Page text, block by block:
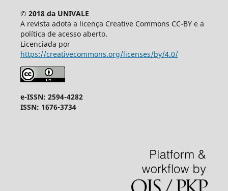
© 2018 da UNIVALE
A revista adota a licença Creative Commons CC-BY e a
política de acesso aberto.
Licenciada por
https://creativecommons.org/licenses/by/4.0/
e-ISSN: 2594-4282
ISSN: 1676-3734